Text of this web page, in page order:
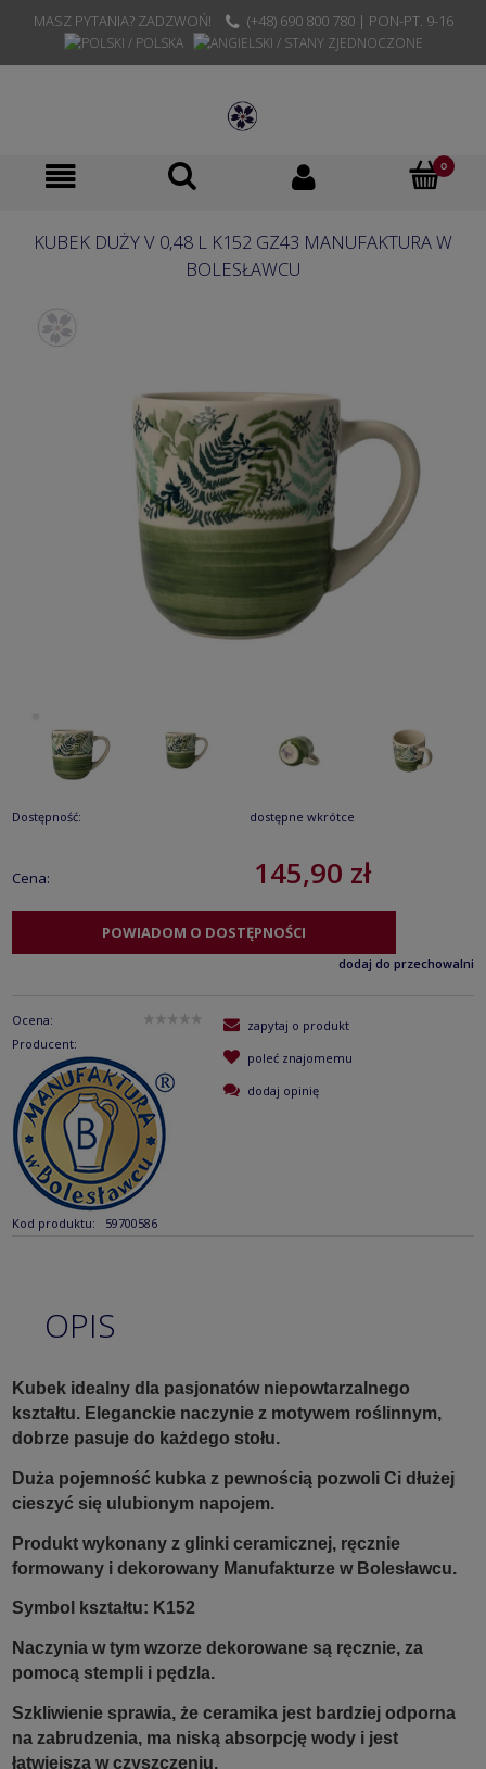
MASZ PYTANIA? ZADZWOŃ! (+48) 690 800 780 | PON-PT. 9-16
KUBEK DUŻY V 0,48 L K152 GZ43 MANUFAKTURA W
BOLESŁAWCU
Dostępność: dostępne wkrótce
Cena: 145,90 zł
POWIADOM O DOSTĘPNOŚCI
dodaj do przechowalni
Ocena:
Producent:
Kod produktu: 59700586
zapytaj o produkt
poleć znajomemu
dodaj opinię
OPIS
Kubek idealny dla pasjonatów niepowtarzalnego
kształtu. Eleganckie naczynie z motywem roślinnym,
dobrze pasuje do każdego stołu.
Duża pojemność kubka z pewnością pozwoli Ci dłużej
cieszyć się ulubionym napojem.
Produkt wykonany z glinki ceramicznej, ręcznie
formowany i dekorowany Manufakturze w Bolesławcu.
Symbol kształtu: K152
Naczynia w tym wzorze dekorowane są ręcznie, za
pomocą stempli i pędzla.
Szkliwienie sprawia, że ceramika jest bardziej odporna
na zabrudzenia, ma niską absorpcję wody i jest
łatwiejsza w czyszczeniu.